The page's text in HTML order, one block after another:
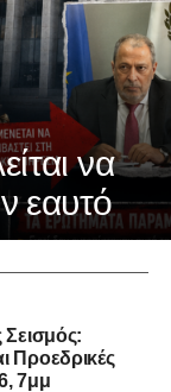
να
εαυτό
Σεισμός:
Προεδρικές
7μμ